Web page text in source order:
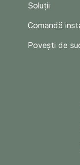
Soluții
Comandă
Povești de